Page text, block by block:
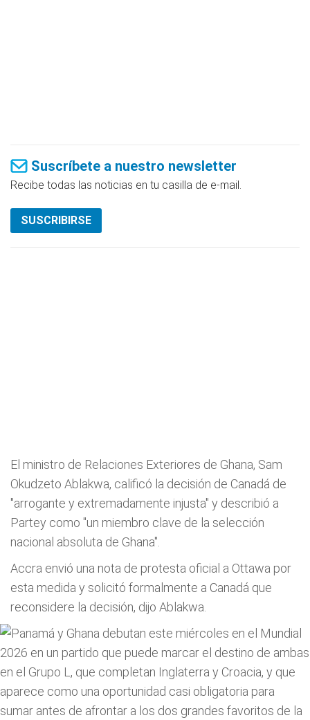
Suscríbete a nuestro newsletter
Recibe todas las noticias en tu casilla de e-mail.
SUSCRIBIRSE
El ministro de Relaciones Exteriores de Ghana, Sam
Okudzeto Ablakwa, calificó la decisión de Canadá de
"arrogante y extremadamente injusta" y describió a
Partey como "un miembro clave de la selección
nacional absoluta de Ghana".
Accra envió una nota de protesta oficial a Ottawa por
esta medida y solicitó formalmente a Canadá que
reconsidere la decisión, dijo Ablakwa.